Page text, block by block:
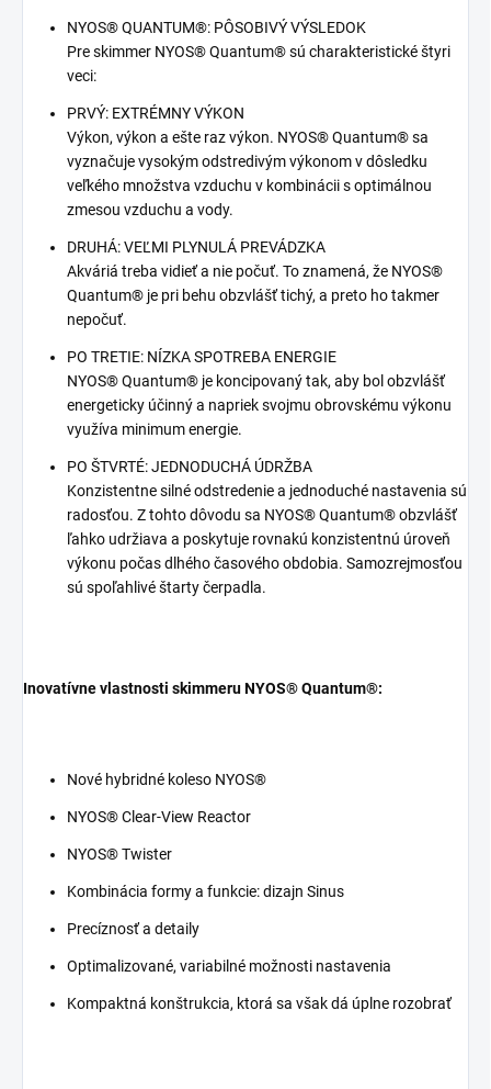
NYOS® QUANTUM®: PÔSOBIVÝ VÝSLEDOK
Pre skimmer NYOS® Quantum® sú charakteristické štyri
veci:
PRVÝ: EXTRÉMNY VÝKON
Výkon, výkon a ešte raz výkon. NYOS® Quantum® sa
vyznačuje vysokým odstredivým výkonom v dôsledku
veľkého množstva vzduchu v kombinácii s optimálnou
zmesou vzduchu a vody.
DRUHÁ: VEĽMI PLYNULÁ PREVÁDZKA
Akváriá treba vidieť a nie počuť. To znamená, že NYOS®
Quantum® je pri behu obzvlášť tichý, a preto ho takmer
nepočuť.
PO TRETIE: NÍZKA SPOTREBA ENERGIE
NYOS® Quantum® je koncipovaný tak, aby bol obzvlášť
energeticky účinný a napriek svojmu obrovskému výkonu
využíva minimum energie.
PO ŠTVRTÉ: JEDNODUCHÁ ÚDRŽBA
Konzistentne silné odstredenie a jednoduché nastavenia sú
radosťou. Z tohto dôvodu sa NYOS® Quantum® obzvlášť
ľahko udržiava a poskytuje rovnakú konzistentnú úroveň
výkonu počas dlhého časového obdobia. Samozrejmosťou
sú spoľahlivé štarty čerpadla.
Inovatívne vlastnosti skimmeru NYOS® Quantum®:
Nové hybridné koleso NYOS®
NYOS® Clear-View Reactor
NYOS® Twister
Kombinácia formy a funkcie: dizajn Sinus
Precíznosť a detaily
Optimalizované, variabilné možnosti nastavenia
Kompaktná konštrukcia, ktorá sa však dá úplne rozobrať